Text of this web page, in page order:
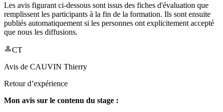
Les avis figurant ci-dessous sont issus des fiches d'évaluation que
remplissent les participants à la fin de la formation. Ils sont ensuite
publiés automatiquement si les personnes ont explicitement accepté
que nous les diffusions.
CT
Avis de CAUVIN Thierry
Retour d’expérience
Mon avis sur le contenu du stage :